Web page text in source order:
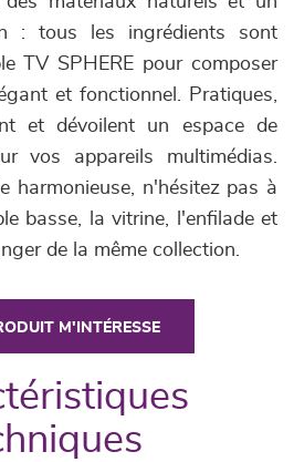
: tous les ingrédients sont
TV SPHERE pour composer
et fonctionnel. Pratiques,
et dévoilent un espace de
vos appareils multimédias.
harmonieuse, n'hésitez pas à
basse, la vitrine, l'enfilade et
de la même collection.
M'INTÉRESSE